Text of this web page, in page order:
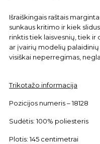
Išraiškingais raštais
sunkaus kritimo ir kiek
rinktis tiek laisvesnių, tiek ir
ar įvairių modelių palaidinių
visiškai neperregimas,
Trikotažo informacija
Pozicijos numeris – 18128
Sudėtis: 100% poliesteris
Plotis: 145 centimetrai